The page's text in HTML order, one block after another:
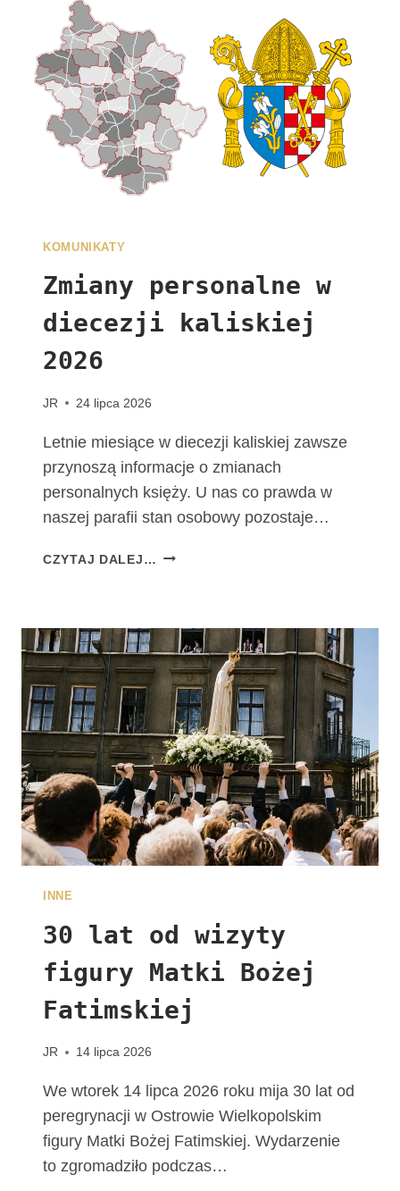
KOMUNIKATY
Zmiany personalne w
diecezji kaliskiej
2026
JR 24 lipca 2026
Letnie miesiące w diecezji kaliskiej zawsze
przynoszą informacje o zmianach
personalnych księży. U nas co prawda w
naszej parafii stan osobowy pozostaje…
CZYTAJ DALEJ… Z
Y
P
S
O
N
A
L
N
E
E
C
Z
A
L
S
K
INNE
30 lat od wizyty
figury Matki Bożej
Fatimskiej
JR 14 lipca 2026
We wtorek 14 lipca 2026 roku mija 30 lat od
peregrynacji w Ostrowie Wielkopolskim
figury Matki Bożej Fatimskiej. Wydarzenie
to zgromadziło podczas…